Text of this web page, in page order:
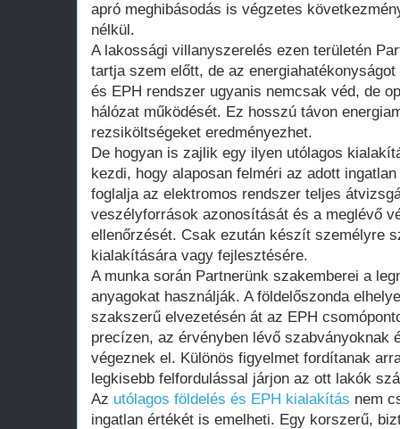
apró meghibásodás is végzetes
nélkül.
A lakossági villanyszerelés ezen területén
tartja szem előtt, de az
és EPH rendszer ugyanis nemcsak véd, de
hálózat működését. Ez hosszú távon
rezsiköltségeket eredményezhet.
De hogyan is zajlik egy ilyen utólagos
kezdi, hogy alaposan felméri az adott
foglalja az elektromos rendszer teljes
veszélyforrások azonosítását és a meglévő
ellenőrzését. Csak ezután készít személyre
kialakítására vagy fejlesztésére.
A munka során Partnerünk szakemberei a
anyagokat használják. A földelőszonda
szakszerű elvezetésén át az EPH
precízen, az érvényben lévő szabványoknak
végeznek el. Különös figyelmet fordítanak
legkisebb felfordulással járjon az ott lakók
Az utólagos földelés és EPH kialakítás nem
ingatlan értékét is emelheti. Egy korszerű,